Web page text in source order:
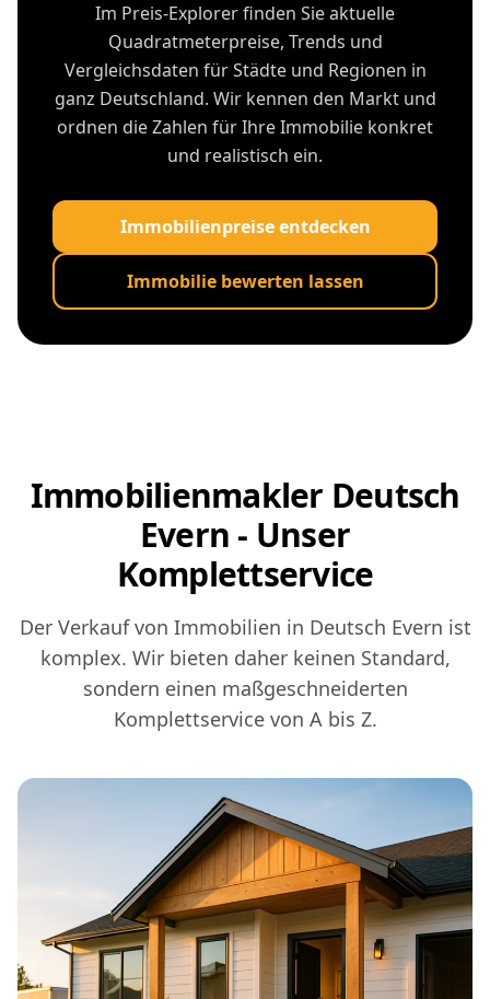
Im Preis-Explorer finden Sie aktuelle
Quadratmeterpreise, Trends und
Vergleichsdaten für Städte und Regionen in
ganz Deutschland. Wir kennen den Markt und
ordnen die Zahlen für Ihre Immobilie konkret
und realistisch ein.
Immobilienpreise entdecken
Immobilie bewerten lassen
Immobilienmakler Deutsch
Evern - Unser
Komplettservice
Der Verkauf von Immobilien in Deutsch Evern ist
komplex. Wir bieten daher keinen Standard,
sondern einen maßgeschneiderten
Komplettservice von A bis Z.